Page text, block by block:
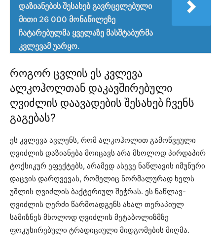
დაზიანების შესახებ გავრცელებული
მითი 26 000 მონაწილეზე
ჩატარებულმა ყველაზე მასშტაბურმა
კვლევამ უარყო.
როგორ ცვლის ეს კვლევა
ალკოჰოლთან დაკავშირებული
ღვიძლის დაავადების შესახებ ჩვენს
გაგებას?
ეს კვლევა ავლენს, რომ ალკოჰოლით გამოწვეული
ღვიძლის დაზიანება მოიცავს არა მხოლოდ პირდაპირ
ტოქსიკურ ეფექტებს, არამედ ასევე ნაწლავის იმუნური
დაცვის დარღვევას, რომელიც ნორმალურად ხელს
უშლის ღვიძლის ბაქტერიულ შეჭრას. ეს ნაწლავ-
ღვიძლის ღერძი წარმოადგენს ახალ თერაპიულ
სამიზნეს მხოლოდ ღვიძლის მეტაბოლიზმზე
ფოკუსირებული ტრადიციული მიდგომების მიღმა.